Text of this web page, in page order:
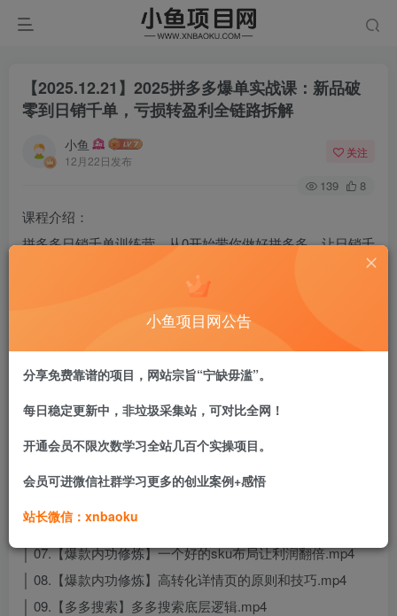
【2025.12.21】2025拼多多爆单实战课：新品破
零到日销千单，亏损转盈利全链路拆解
小鱼
12月22日发布
关注
139 8
课程介绍：
拼多多日销千单训练营。从0开始带你做好拼多多，让日销千
├─【第1-2期汇总】拼多多全面解读（2021年更新）
│ 02.【初识拼多多】入局拼多多你必须要知道的两件事.mp4
│ 03.【爆款内功修炼】竞品分析和平台活动比价机制.mp4
│ 04.【爆款内功修炼】爆款的定价法则.mp4
│ 06.【爆款内功修炼】做一套高质量主图的原则和方法.mp4
│ 07.【爆款内功修炼】一个好的sku布局让利润翻倍.mp4
│ 08.【爆款内功修炼】高转化详情页的原则和技巧.mp4
│ 09.【多多搜索】多多搜索底层逻辑.mp4
小鱼项目网公告
分享免费靠谱的项目，网站宗旨“宁缺毋滥”。
每日稳定更新中，非垃圾采集站，可对比全网！
开通会员不限次数学习全站几百个实操项目。
会员可进微信社群学习更多的创业案例+感悟
站长微信：xnbaoku